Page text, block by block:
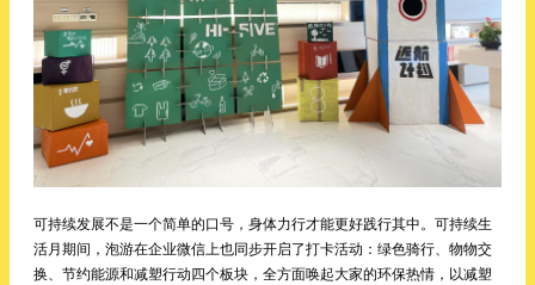
可持续发展不是一个简单的口号，身体力行才能更好践行其中。可持续生
活月期间，泡游在企业微信上也同步开启了打卡活动：绿色骑行、物物交
换、节约能源和减塑行动四个板块，全方面唤起大家的环保热情，以减塑